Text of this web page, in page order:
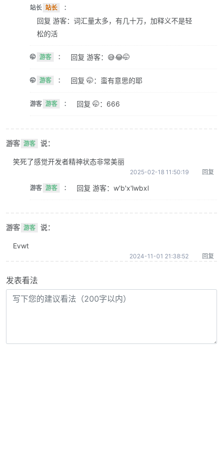
站长 站长 ：
回复 游客：词汇量太多，有几十万，加释义不是轻
松的活
🤭 游客 ： 回复 游客：😅😂🤭
🤭 游客 ： 回复 🤭：蛮有意思的耶
游客 游客 ： 回复 🤭：666
游客 游客 说：
笑死了感觉开发者精神状态非常美丽
2025-02-18 11:50:19 回复
游客 游客 ： 回复 游客：w'b'x'lwbxl
游客 游客 说：
Evwt
2024-11-01 21:38:52 回复
发表看法